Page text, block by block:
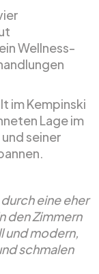
Wellness-
im Kempinski
Lage im
seiner
eine eher
den Zimmern
und modern,
schmalen